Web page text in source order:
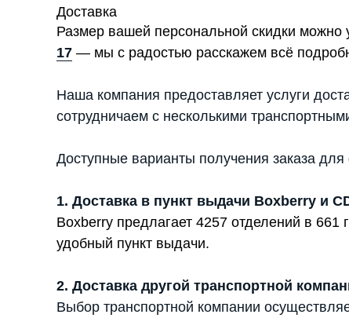
Доставка
Размер вашей персональной скидки можно
17 — мы с радостью расскажем всё
Наша компания предоставляет услуги
сотрудничаем с несколькими
Доступные варианты получения заказа
1. Доставка в пункт выдачи Boxberry и
Boxberry предлагает 4257 отделений в
удобный пункт выдачи.
2. Доставка другой транспортной
Выбор транспортной компании